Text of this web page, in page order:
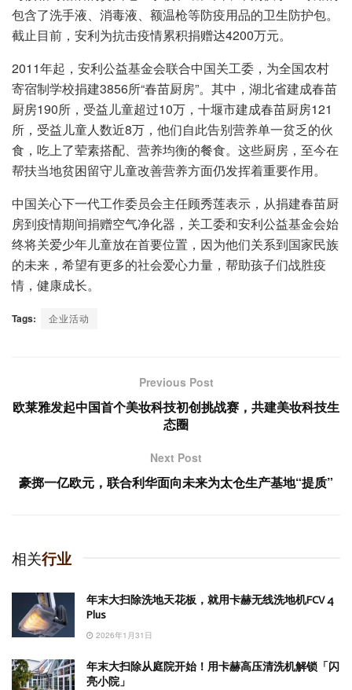
包含了洗手液、消毒液、额温枪等防疫用品的卫生防护包。
截止目前，安利为抗击疫情累积捐赠达4200万元。
2011年起，安利公益基金会联合中国关工委，为全国农村
寄宿制学校捐建3856所“春苗厨房”。其中，湖北省建成春苗
厨房190所，受益儿童超过10万，十堰市建成春苗厨房121
所，受益儿童人数近8万，他们自此告别营养单一贫乏的伙
食，吃上了荤素搭配、营养均衡的餐食。这些厨房，至今在
帮扶当地贫困留守儿童改善营养方面仍发挥着重要作用。
中国关心下一代工作委员会主任顾秀莲表示，从捐建春苗厨
房到疫情期间捐赠空气净化器，关工委和安利公益基金会始
终将关爱少年儿童放在首要位置，因为他们关系到国家民族
的未来，希望有更多的社会爱心力量，帮助孩子们战胜疫
情，健康成长。
Tags: 企业活动
Previous Post
欧莱雅发起中国首个美妆科技初创挑战赛，共建美妆科技生
态圈
Next Post
豪掷一亿欧元，联合利华面向未来为太仓生产基地“提质”
相关行业
年末大扫除洗地天花板，就用卡赫无线洗地机FCV 4
Plus
2026年1月31日
年末大扫除从庭院开始！用卡赫高压清洗机解锁「闪
亮小院」